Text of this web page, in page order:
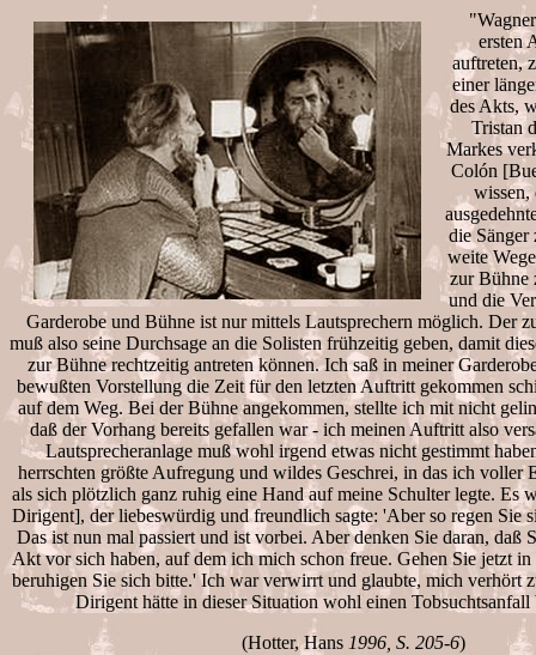
ersten
auftreten,
einer
des Akts,
Tristan
Markes
Colón
wissen,
die
weite
zur Bühne
und die
Garderobe und Bühne ist nur mittels Lautsprechern möglich. Der
muß also seine Durchsage an die Solisten frühzeitig geben, damit
zur Bühne rechtzeitig antreten können. Ich saß in meiner
bewußten Vorstellung die Zeit für den letzten Auftritt gekommen
auf dem Weg. Bei der Bühne angekommen, stellte ich mit nicht
daß der Vorhang bereits gefallen war - ich meinen Auftritt also
Lautsprecheranlage muß wohl irgend etwas nicht gestimmt
herrschten größte Aufregung und wildes Geschrei, in das ich voller
als sich plötzlich ganz ruhig eine Hand auf meine Schulter legte. Es
Dirigent], der liebeswürdig und freundlich sagte: 'Aber so regen Sie
Das ist nun mal passiert und ist vorbei. Aber denken Sie daran, daß
Akt vor sich haben, auf dem ich mich schon freue. Gehen Sie jetzt
beruhigen Sie sich bitte.' Ich war verwirrt und glaubte, mich verhört
Dirigent hätte in dieser Situation wohl einen Tobsuchtsanfall
(Hotter, Hans 1996, S. 205-6)